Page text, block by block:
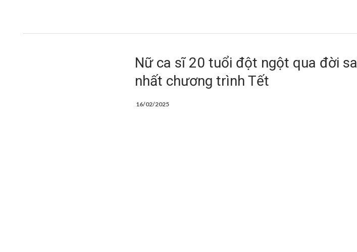
Nữ ca sĩ 20 tuổi đột ngột qua đời
nhất chương trình Tết
16/02/2025